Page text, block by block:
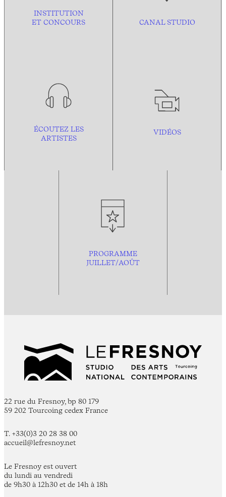
INSTITUTION
ET CONCOURS
CANAL STUDIO
ÉCOUTEZ LES
ARTISTES
VIDÉOS
PROGRAMME
JUILLET/AOÛT
22 rue du Fresnoy, bp 80 179
59 202 Tourcoing cedex France
T. +33(0)3 20 28 38 00
accueil@lefresnoy.net
Le Fresnoy est ouvert
du lundi au vendredi
de 9h30 à 12h30 et de 14h à 18h